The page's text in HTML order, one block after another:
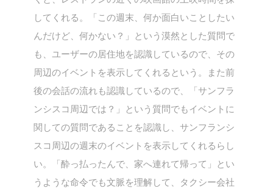
してくれる。「この週末、何か面白いことしたい
んだけど、何かない？」という漠然とした質問で
も、ユーザーの居住地を認識しているので、その
周辺のイベントを表示してくれるという。また前
後の会話の流れも認識しているので、「サンフラ
ンシスコ周辺では？」という質問でもイベントに
関しての質問であることを認識し、サンフランシ
スコ周辺の週末のイベントを表示してくれるらし
い。「酔っ払ったんで、家へ連れて帰って」とい
うような命令でも文脈を理解して、タクシー会社